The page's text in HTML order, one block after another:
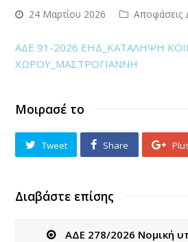
24 Μαρτίου 2026 Αποφάσεις
ΑΔΕ 91-2026 ΕΗΔ_ΚΑΤΑΛΗΨΗ
ΧΩΡΟΥ_ΜΑΣΤΡΟΓΙΑΝΝΗ
Μοιρασέ το
Tweet Share
Διαβάστε επίσης
ΑΔΕ 278/2026 Νομική